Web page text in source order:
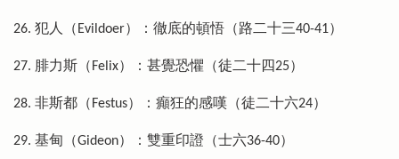
26. 犯人（Evildoer）：徹底的頓悟（路二十三40-41）
27. 腓力斯（Felix）：甚覺恐懼（徒二十四25）
28. 非斯都（Festus）：癲狂的感嘆（徒二十六24）
29. 基甸（Gideon）：雙重印證（士六36-40）